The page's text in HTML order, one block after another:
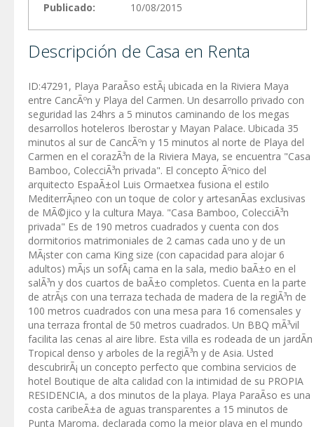
Publicado:
10/08/2015
Descripción de Casa en Renta
ID:47291, Playa ParaÃ­so estÃ¡ ubicada en la Riviera Maya
entre CancÃºn y Playa del Carmen. Un desarrollo privado con
seguridad las 24hrs a 5 minutos caminando de los megas
desarrollos hoteleros Iberostar y Mayan Palace. Ubicada 35
minutos al sur de CancÃºn y 15 minutos al norte de Playa del
Carmen en el corazÃ³n de la Riviera Maya, se encuentra "Casa
Bamboo, ColecciÃ³n privada". El concepto Ãºnico del
arquitecto EspaÃ±ol Luis Ormaetxea fusiona el estilo
MediterrÃ¡neo con un toque de color y artesanÃ­as exclusivas
de MÃ©jico y la cultura Maya. "Casa Bamboo, ColecciÃ³n
privada" Es de 190 metros cuadrados y cuenta con dos
dormitorios matrimoniales de 2 camas cada uno y de un
MÃ¡ster con cama King size (con capacidad para alojar 6
adultos) mÃ¡s un sofÃ¡ cama en la sala, medio baÃ±o en el
salÃ³n y dos cuartos de baÃ±o completos. Cuenta en la parte
de atrÃ¡s con una terraza techada de madera de la regiÃ³n de
100 metros cuadrados con una mesa para 16 comensales y
una terraza frontal de 50 metros cuadrados. Un BBQ mÃ³vil
facilita las cenas al aire libre. Esta villa es rodeada de un jardÃ­n
Tropical denso y arboles de la regiÃ³n y de Asia. Usted
descubrirÃ¡ un concepto perfecto que combina servicios de
hotel Boutique de alta calidad con la intimidad de su PROPIA
RESIDENCIA, a dos minutos de la playa. Playa ParaÃ­so es una
costa caribeÃ±a de aguas transparentes a 15 minutos de
Punta Maroma, declarada como la mejor playa en el mundo